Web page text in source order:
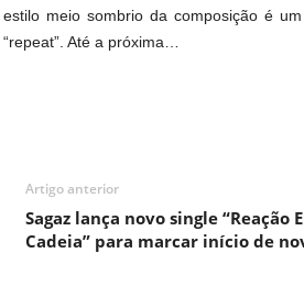
estilo meio sombrio da composição é
“repeat”. Até a próxima…
Artigo anterior
Sagaz lança novo single “Reação
Cadeia” para marcar início de